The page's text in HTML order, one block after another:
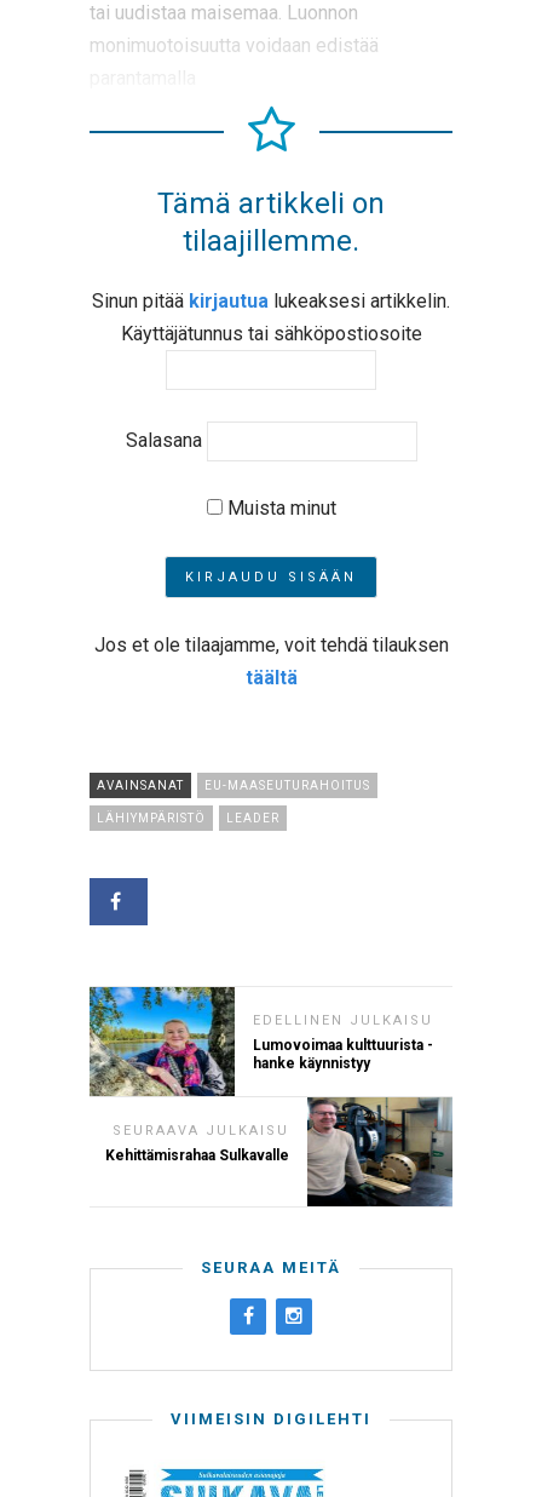
tai uudistaa maisemaa. Luonnon
monimuotoisuutta voidaan edistää
Tämä artikkeli on
tilaajillemme.
Sinun pitää kirjautua lukeaksesi artikkelin.
Käyttäjätunnus tai sähköpostiosoite
Salasana
Muista minut
Jos et ole tilaajamme, voit tehdä tilauksen
täältä
AVAINSANAT EU-MAASEUTURAHOITUS
LÄHIYMPÄRISTÖ LEADER
EDELLINEN JULKAISU
Lumovoimaa kulttuurista -
hanke käynnistyy
SEURAAVA JULKAISU
Kehittämisrahaa Sulkavalle
SEURAA MEITÄ
VIIMEISIN DIGILEHTI